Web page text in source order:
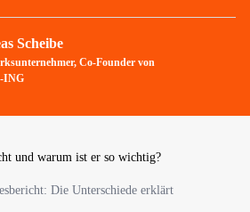
Scheibe
Co-Founder von
ING
und warum ist er so wichtig?
Die Unterschiede erklärt